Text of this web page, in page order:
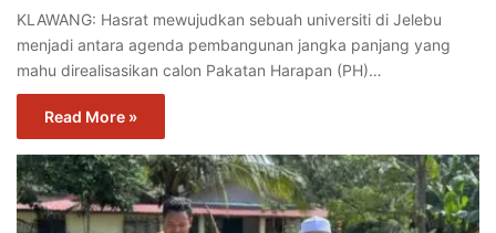
KLAWANG: Hasrat mewujudkan sebuah universiti di Jelebu
menjadi antara agenda pembangunan jangka panjang yang
mahu direalisasikan calon Pakatan Harapan (PH)…
Read More »